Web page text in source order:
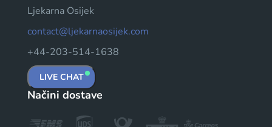
Ljekarna Osijek
contact@ljekarnaosijek.com
+44-203-514-1638
LIVE CHAT
Načini dostave